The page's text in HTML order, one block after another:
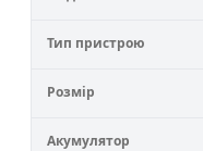
Тип пристрою
Розмір
Акумулятор